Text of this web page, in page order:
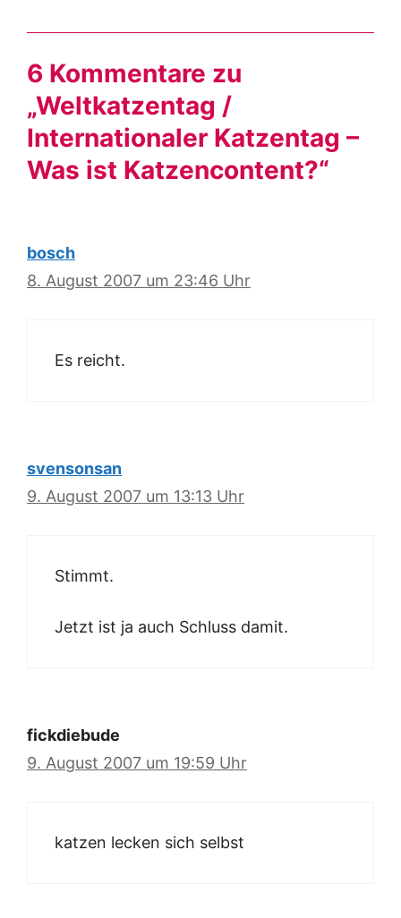
6 Kommentare zu
„Weltkatzentag /
Internationaler Katzentag –
Was ist Katzencontent?“
bosch
8. August 2007 um 23:46 Uhr
Es reicht.
svensonsan
9. August 2007 um 13:13 Uhr
Stimmt.
Jetzt ist ja auch Schluss damit.
fickdiebude
9. August 2007 um 19:59 Uhr
katzen lecken sich selbst